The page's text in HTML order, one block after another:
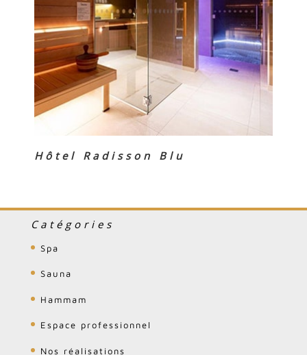
Hôtel Radisson Blu
Catégories
Spa
Sauna
Hammam
Espace professionnel
Nos réalisations